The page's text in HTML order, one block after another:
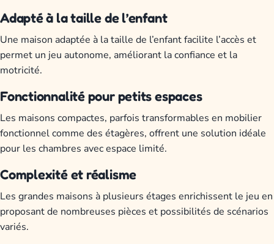
Adapté à la taille de l’enfant
Une maison adaptée à la taille de l’enfant facilite l’accès et
permet un jeu autonome, améliorant la confiance et la
motricité.
Fonctionnalité pour petits espaces
Les maisons compactes, parfois transformables en mobilier
fonctionnel comme des étagères, offrent une solution idéale
pour les chambres avec espace limité.
Complexité et réalisme
Les grandes maisons à plusieurs étages enrichissent le jeu en
proposant de nombreuses pièces et possibilités de scénarios
variés.